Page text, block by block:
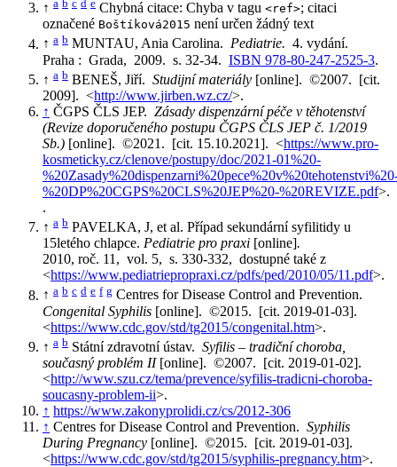
↑ a b c d e Chybná citace: Chyba v tagu <ref>; citaci
označené Boštíková2015 není určen žádný text
↑ a b MUNTAU, Ania Carolina. Pediatrie. 4. vydání.
Praha : Grada, 2009. s. 32-34. ISBN 978-80-247-2525-3.
↑ a b BENEŠ, Jiří. Studijní materiály [online]. ©2007. [cit.
2009]. <http://www.jirben.wz.cz/>.
↑ ČGPS ČLS JEP. Zásady dispenzární péče v těhotenství
(Revize doporučeného postupu ČGPS ČLS JEP č. 1/2019
Sb.) [online]. ©2021. [cit. 15.10.2021]. <https://www.pro-
kosmeticky.cz/clenove/postupy/doc/2021-01%20-
%20DP%20CGPS%20CLS%20JEP%20-%20REVIZE.pdf>.
.
↑ a b PAVELKA, J, et al. Případ sekundární syfilitidy u
15letého chlapce. Pediatrie pro praxi [online].
2010, roč. 11, vol. 5, s. 330-332, dostupné také z
<https://www.pediatriepropraxi.cz/pdfs/ped/2010/05/11.pdf>.
↑ a b c d e f g Centres for Disease Control and Prevention.
Congenital Syphilis [online]. ©2015. [cit. 2019-01-03].
<https://www.cdc.gov/std/tg2015/congenital.htm>.
↑ a b Státní zdravotní ústav. Syfilis – tradiční choroba,
současný problém II[online]. ©2007. [cit. 2019-01-02].
<http://www.szu.cz/tema/prevence/syfilis-tradicni-choroba-
soucasny-problem-ii>.
↑ https://www.zakonyprolidi.cz/cs/2012-306
↑ Centres for Disease Control and Prevention. Syphilis
During Pregnancy [online]. ©2015. [cit. 2019-01-03].
<https://www.cdc.gov/std/tg2015/syphilis-pregnancy.htm>.